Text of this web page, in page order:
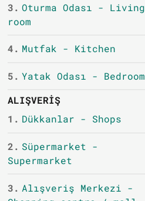
3. Oturma Odası - Living
room
4. Mutfak - Kitchen
5. Yatak Odası - Bedroom
ALIŞVERIŞ
1. Dükkanlar - Shops
2. Süpermarket -
Supermarket
3. Alışveriş Merkezi -